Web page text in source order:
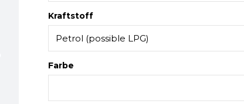
Kraftstoff
Farbe